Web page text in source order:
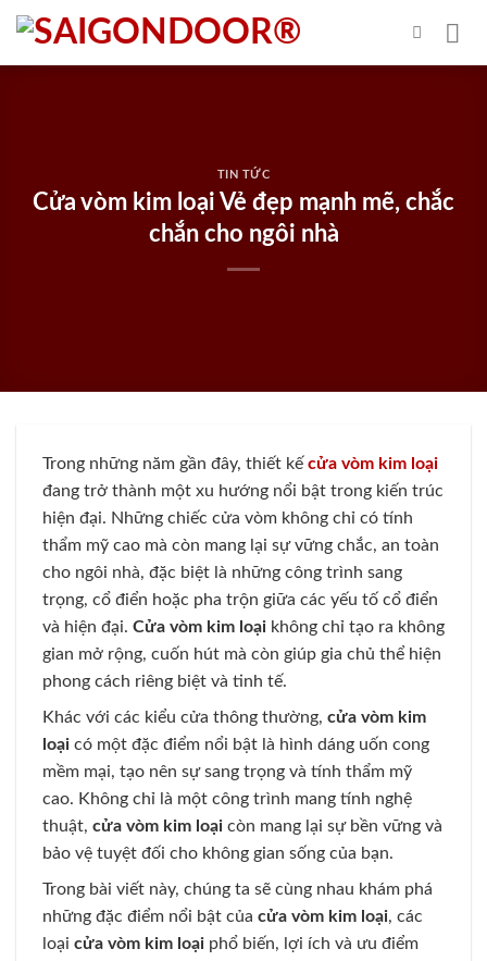
Skip
content
TIN TỨC
Cửa vòm kim loại Vẻ đẹp mạnh mẽ, chắc
chắn cho ngôi nhà
Trong những năm gần đây, thiết kế cửa vòm kim loại
đang trở thành một xu hướng nổi bật trong kiến trúc
hiện đại. Những chiếc cửa vòm không chỉ có tính
thẩm mỹ cao mà còn mang lại sự vững chắc, an toàn
cho ngôi nhà, đặc biệt là những công trình sang
trọng, cổ điển hoặc pha trộn giữa các yếu tố cổ điển
và hiện đại. Cửa vòm kim loại không chỉ tạo ra không
gian mở rộng, cuốn hút mà còn giúp gia chủ thể hiện
phong cách riêng biệt và tinh tế.
Khác với các kiểu cửa thông thường, cửa vòm kim
loại có một đặc điểm nổi bật là hình dáng uốn cong
mềm mại, tạo nên sự sang trọng và tính thẩm mỹ
cao. Không chỉ là một công trình mang tính nghệ
thuật, cửa vòm kim loại còn mang lại sự bền vững và
bảo vệ tuyệt đối cho không gian sống của bạn.
Trong bài viết này, chúng ta sẽ cùng nhau khám phá
những đặc điểm nổi bật của cửa vòm kim loại, các
loại cửa vòm kim loại phổ biến, lợi ích và ưu điểm